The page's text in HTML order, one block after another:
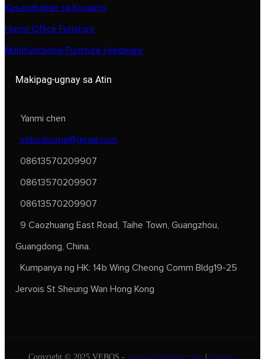
Kasangkapan sa Kuwarto
Home Office Furniture
Multifunctional Furniture Hardware
Makipag-ugnay sa Atin
Yanmi chen
veboshome@gmail.com
08613570209907
08613570209907
08613570209907
9 Caozhuang East Road, Taihe Town, Guangzhou,
Guangdong, China.
Kumpanya ng HK: 14b Wing Cheong Comm Bldg19-25
Jervois St Sheung Wan Hong Kong
Copyright © 2025 VEBOS - www.veboshome.com Sitemap